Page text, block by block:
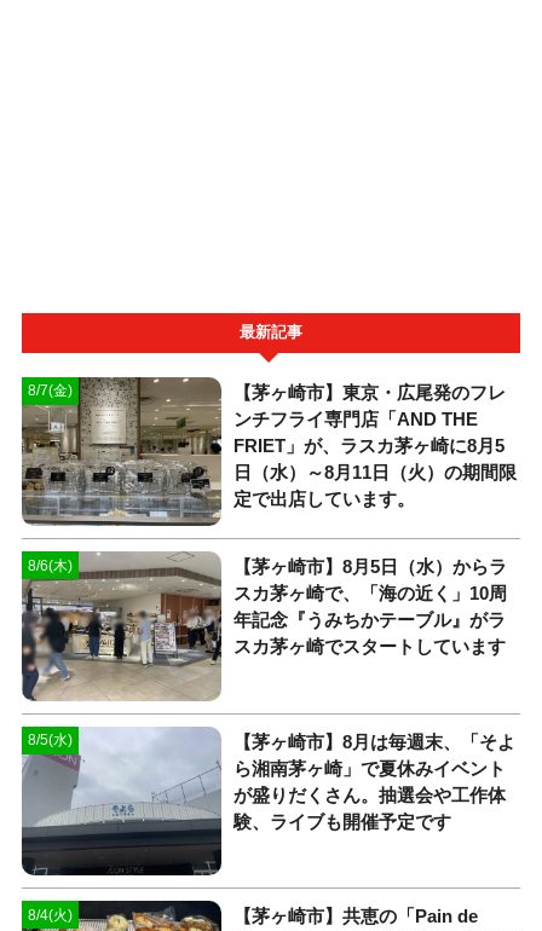
最新記事
8/7(金)
【茅ヶ崎市】東京・広尾発のフレ
ンチフライ専門店「AND THE
FRIET」が、ラスカ茅ヶ崎に8月5
日（水）～8月11日（火）の期間限
定で出店しています。
8/6(木)
【茅ヶ崎市】8月5日（水）からラ
スカ茅ヶ崎で、「海の近く」10周
年記念『うみちかテーブル』がラ
スカ茅ヶ崎でスタートしています
8/5(水)
【茅ヶ崎市】8月は毎週末、「そよ
ら湘南茅ヶ崎」で夏休みイベント
が盛りだくさん。抽選会や工作体
験、ライブも開催予定です
8/4(火)
【茅ヶ崎市】共恵の「Pain de